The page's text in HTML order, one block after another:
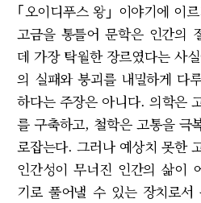
｢오이디푸스 왕｣ 이야기에 이
고금을 통틀어 문학은 인간의
데 가장 탁월한 장르였다는 사
의 실패와 붕괴를 내밀하게 다
하다는 주장은 아니다. 의학은
를 구축하고, 철학은 고통을 극
로잡는다. 그러나 예상치 못한
인간성이 무너진 인간의 삶이
기로 풀어낼 수 있는 장치로